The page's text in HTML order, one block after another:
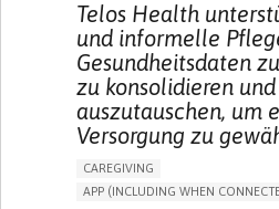
Telos Health
und informelle
Gesundheitsdaten
zu konsolidieren
auszutauschen, um
Versorgung zu
CAREGIVING
APP (INCLUDING WHEN